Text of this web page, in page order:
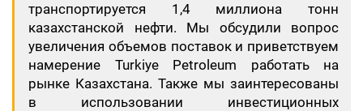
транспортируется 1,4 миллиона тонн
казахстанской нефти. Мы обсудили вопрос
увеличения объемов поставок и приветствуем
намерение Turkiye Petroleum работать на
рынке Казахстана. Также мы заинтересованы
в использовании инвестиционных